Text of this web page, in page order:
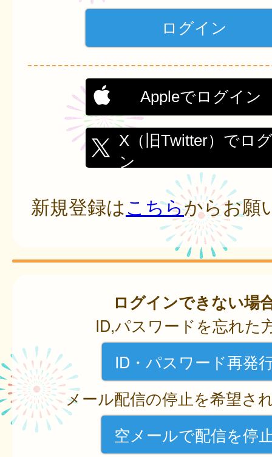
Appleでログイン
X（旧Twitter）でロ
ン
新規登録はこちらからお願
ログインできない場
ID,パスワードを忘れた
ID・パスワード再発
メール配信の停止を希望さ
空メールで配信を停